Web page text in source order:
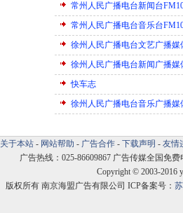
常州人民广播电台新闻台
常州人民广播电台音乐台
徐州人民广播电台文艺广播媒
徐州人民广播电台新闻广播媒
快车志
徐州人民广播电台音乐广播媒
关于本站 - 网站帮助 - 广告合作 - 下载声明 - 友情
广告热线：025-86609867 广告传媒全国免费
Copyright © 2003-2016
版权所有 南京海盟广告有限公司 ICP备案号：